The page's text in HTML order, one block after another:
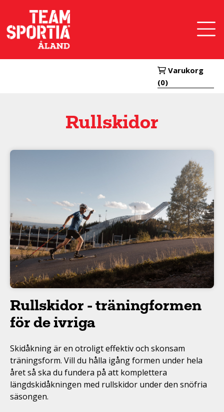
huvudinnehåll
Varukorg
(0)
Rullskidor
Rullskidor - träningformen
för de ivriga
Skidåkning är en otroligt effektiv och skonsam
träningsform. Vill du hålla igång formen under hela
året så ska du fundera på att komplettera
längdskidåkningen med rullskidor under den snöfria
säsongen.